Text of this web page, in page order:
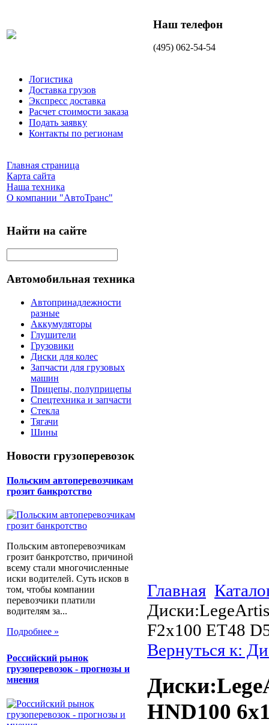
Наш телефон
(495) 062-54-54
Логистика
Доставка грузов
Экспресс доставка
Расчет стоимости заказа
Подать заявку
Контакты по регионам
Главная страница
Карта сайта
Наша техника
О компании "АвтоТранс"
Найти на сайте
Автомобильная техника
Автопринадлежности
разные
Аккумуляторы
Глушители
Грузовики
Диски для колес
Запчасти для грузовых
машин
Прицепы, полуприцепы
Спецтехника и запчасти
Стекла
Тягачи
Шины
Новости грузоперевозок
Польским автоперевозчикам
грозит банкротство
Польским автоперевозчикам
грозит банкротство, причиной
всему стали многочисленные
иски водителей. Суть исков в
том, чтобы компании
перевозчики платили
водителям за...
Подробнее »
Российский рынок
грузоперевозок - прогнозы и
мнения
Главная
F2x100 ET48
Вернуться к:
HND100